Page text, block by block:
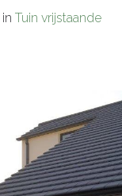
v
i
o
n
in Tuin vrijstaande